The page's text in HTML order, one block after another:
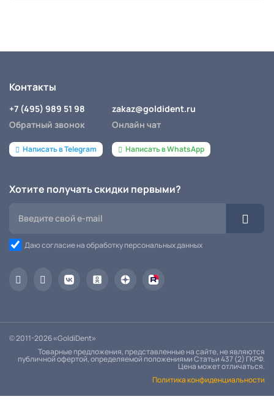
Контакты
+7 (495) 989 51 98
Обратный звонок
Написать в Telegram
zakaz@goldident.ru
Онлайн чат
Написать в WhatsApp
Хотите получать скидки первыми?
Даю согласие на обработку персональных данных
© 2011-2026 «GoldiDent»
Товарные предложения, представленные на сайте, не являются
публичной офертой, определяемой положениями Статьи 437 (2) ГКРФ.
Цена может отличаться.
Политика конфиденциальности